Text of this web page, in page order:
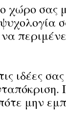
σας
ιδέες σας
μην